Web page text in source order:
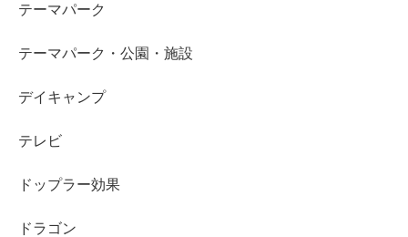
テーマパーク
テーマパーク・公園・施設
デイキャンプ
テレビ
ドップラー効果
ドラゴン